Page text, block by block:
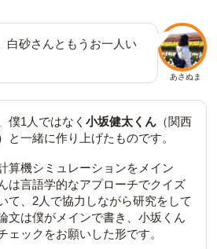
あさぬま
白砂さんともうお一人い
僕1人ではなく小坂健太くん （関西
と一緒に作り上げたものです。
算機シミュレーションをメイン
は言語学的なアプローチでクイズ
て、2人で協力しながら研究をして
文は僕がメインで書き、小坂くん
ェックをお願いした形です。